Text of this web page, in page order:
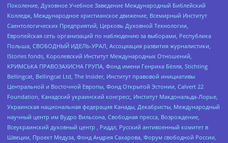
Поколение, Духовное Учебное Заведение Международный Библейский
Колледж, Международное христианское движение, Всемирный Институт
Саентологических Предприятий, Церковь Духовной Технологии,
Европейская сеть организаций по наблюдению за выборами, Республика
Польша, СВОБОДНЫЙ ИДЕЛЬ-УРАЛ, Ассоциация развития журналистики,
IStories fonds, Королевский Институт Международных Отношений,
КРИМСЬКА ПРАВОЗАХИСНА ГРУПА, Фонд имени Генриха Бёлля, Stichting
Bellingcat, Bellingcat Ltd, The Insider, Институт правовой инициативы
Центральной и Восточной Европы, Фонд Открытой Эстонии, Calvert 22
Foundation, Канадский украинский конгресс, Институт Макдональда-Лорье,
Украинская национальная федерация Канады, Декабристы, Международный
научный центр им Вудро Вильсона, Свободная пресса, Возрождение,
Всеукраинский духовный центр , Риддл, Русский антивоенный комитет в
Швеции, Проект Медуза, Фонд Андрея Сахарова, Форум свободной России,